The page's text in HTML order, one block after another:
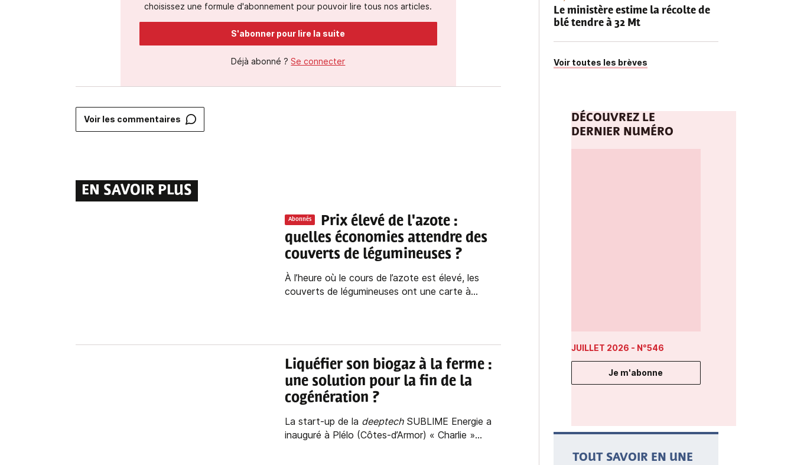
choisissez une formule d'abonnement pour pouvoir lire tous nos articles.
S'abonner pour lire la suite
Déjà abonné ? Se connecter
Voir les commentaires
EN SAVOIR PLUS
Abonnés
Prix élevé de l'azote :
quelles économies attendre des
couverts de légumineuses ?
À l’heure où le cours de l’azote est élevé, les
couverts de légumineuses ont une carte à...
Liquéfier son biogaz à la ferme :
une solution pour la fin de la
cogénération ?
La start-up de la deeptechSUBLIME Energie a
inauguré à Plélo (Côtes-d’Armor) « Charlie »...
Le ministère estime la récolte de
blé tendre à 32 Mt
Voir toutes les brèves
DÉCOUVREZ LE
DERNIER NUMÉRO
JUILLET 2026 - N°546
Je m'abonne
TOUT SAVOIR EN UNE